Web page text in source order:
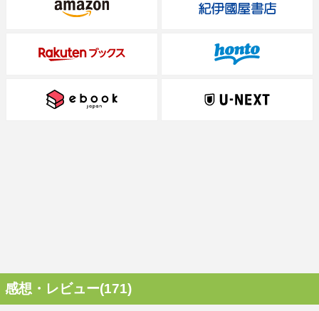
感想・レビュー(171)